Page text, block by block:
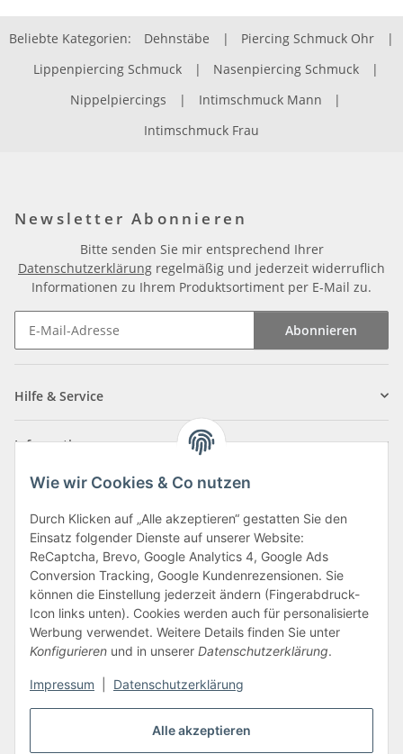
Alle akzeptieren
Wie wir Cookies & Co nutzen
Durch Klicken auf „Alle akzeptieren“ gestatten Sie den
Einsatz folgender Dienste auf unserer Website:
ReCaptcha, Brevo, Google Analytics 4, Google Ads
Conversion Tracking, Google Kundenrezensionen. Sie
können die Einstellung jederzeit ändern (Fingerabdruck-
Icon links unten). Cookies werden auch für personalisierte
Werbung verwendet. Weitere Details finden Sie unter
Konfigurieren und in unserer Datenschutzerklärung.
Impressum Datenschutzerklärung
Beliebte Kategorien: Dehnstäbe | Piercing Schmuck Ohr
|
Lippenpiercing Schmuck
| Nasenpiercing Schmuck
|
Nippelpiercings
| Intimschmuck Mann
|
Intimschmuck Frau
Newsletter Abonnieren
Bitte senden Sie mir entsprechend Ihrer
Datenschutzerklärung regelmäßig und jederzeit widerruflich
Informationen zu Ihrem Produktsortiment per E-Mail zu.
Abonnieren
Hilfe & Service
Informationen
Zahlungsarten
Vertrag widerrufen